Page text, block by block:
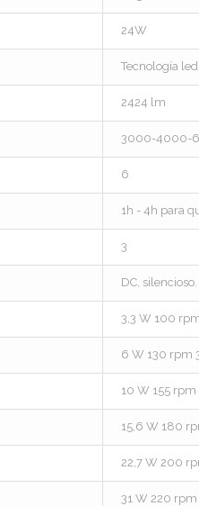
24W
Tecnología
2424 lm
3000-4000-
6
1h - 4h para
3
DC,
3,3 W 100
6 W 130 rpm
10 W 155
15,6 W 180
22,7 W 200
31 W 220